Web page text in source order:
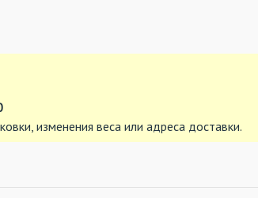
изменения веса или адреса доставки.